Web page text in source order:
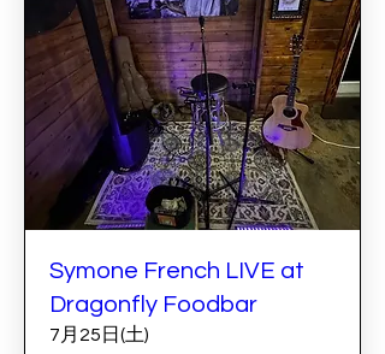
Symone French LIVE at
Dragonfly Foodbar
7月25日(土)